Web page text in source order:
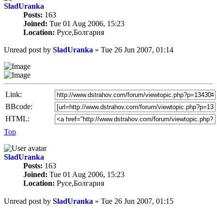
SladUranka
Posts: 163
Joined: Tue 01 Aug 2006, 15:23
Location: Русе,Болгария
Unread post by SladUranka » Tue 26 Jun 2007, 01:14
Link:
BBcode:
HTML:
Top
SladUranka
Posts: 163
Joined: Tue 01 Aug 2006, 15:23
Location: Русе,Болгария
Unread post by SladUranka » Tue 26 Jun 2007, 01:15